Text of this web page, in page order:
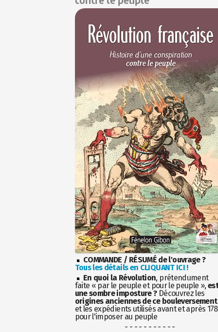
COMMANDE / RÉSUMÉ de l'ouvrage ?
Tous les détails en CLIQUANT ICI !
En quoi la Révolution, prétendument
faite « par le peuple et pour le peuple »,
une sombre imposture ?Découvrez les
origines anciennes de ce bouleversement
et les expédients utilisés avant et après
pour l'imposer au peuple
- - - - - - - - - - -